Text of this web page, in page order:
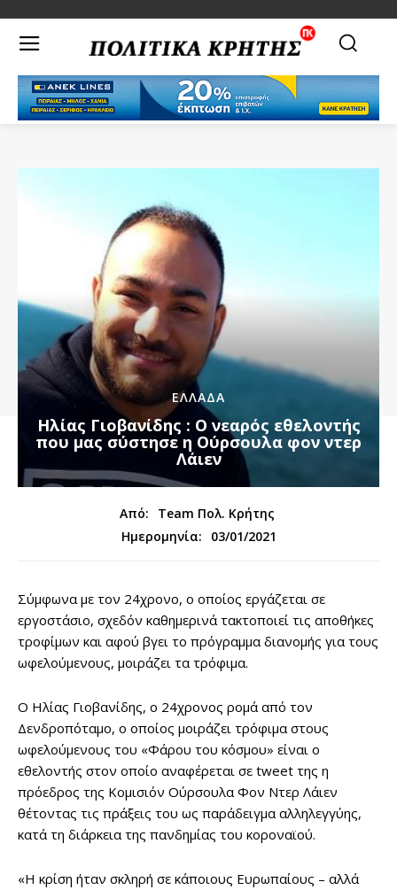
ΕΛΛΑΔΑ
Ηλίας Γιοβανίδης : Ο νεαρός εθελοντής
που μας σύστησε η Ούρσουλα φον ντερ
Λάιεν
Από:
Team Πολ. Κρήτης
Ημερομηνία:
03/01/2021
Σύμφωνα με τον 24χρονο, ο οποίος εργάζεται σε
εργοστάσιο, σχεδόν καθημερινά τακτοποιεί τις αποθήκες
τροφίμων και αφού βγει το πρόγραμμα διανομής για τους
ωφελούμενους, μοιράζει τα τρόφιμα.
Ο Ηλίας Γιοβανίδης, ο 24χρονος ρομά από τον
Δενδροπόταμο, ο οποίος μοιράζει τρόφιμα στους
ωφελούμενους του «Φάρου του κόσμου» είναι ο
εθελοντής στον οποίο αναφέρεται σε tweet της η
πρόεδρος της Κομισιόν Ούρσουλα Φον Ντερ Λάιεν
θέτοντας τις πράξεις του ως παράδειγμα αλληλεγγύης,
κατά τη διάρκεια της πανδημίας του κοροναϊού.
«Η κρίση ήταν σκληρή σε κάποιους Ευρωπαίους – αλλά